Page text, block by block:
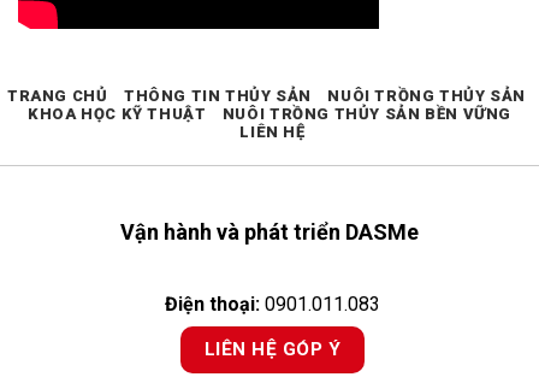
Vận hành và phát triển DASMe
Điện thoại: 0901.011.083
LIÊN HỆ GÓP Ý
TRANG CHỦ THÔNG TIN THỦY SẢN
NUÔI TRỒNG THỦY SẢN
KHOA HỌC KỸ THUẬT
NUÔI TRỒNG THỦY SẢN BỀN VỮNG
LIÊN HỆ